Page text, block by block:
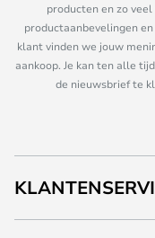
producten en zo
productaanbevelingen
klant vinden we jouw
aankoop. Je kan ten alle
de nieuwsbrief te